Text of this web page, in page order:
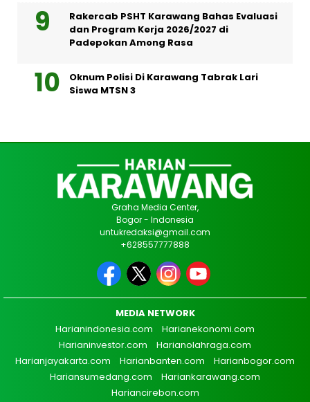
Rakercab PSHT Karawang Bahas Evaluasi
dan Program Kerja 2026/2027 di
Padepokan Among Rasa
Oknum Polisi Di Karawang Tabrak Lari
Siswa MTSN 3
Graha Media Center,
Bogor - Indonesia
untukredaksi@gmail.com
+628557777888
MEDIA NETWORK
Harianindonesia.com
Harianekonomi.com
Harianinvestor.com
Harianolahraga.com
Harianjayakarta.com
Harianbanten.com
Harianbogor.com
Hariansumedang.com
Hariankarawang.com
Hariancirebon.com